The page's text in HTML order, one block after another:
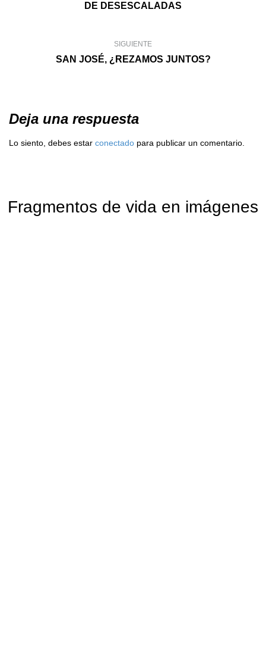
DE DESESCALADAS
SIGUIENTE
SAN JOSÉ, ¿REZAMOS JUNTOS?
Deja una respuesta
Lo siento, debes estar conectado para publicar un comentario.
Fragmentos de vida en imágenes